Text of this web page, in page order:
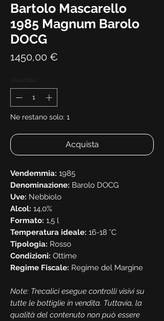
Bartolo Mascarello
1985 Magnum Barolo
DOCG
1450,00 €
Ne restano solo: 1
Acquista
Vendemmia: 1985
Denominazione: Barolo DOCG
Uve: Nebbiolo
Alcol: 14,0%
Formato: 1,5 l
Temperatura ideale: 16-18 °C
Tipologia: Rosso
Condizioni: Ottime
Regime Fiscale: Regime del Margine
Note: Trecalici esegue controlli visivi su
tutte le bottiglie in vendita. Tuttavia, la
qualità del contenuto non può essere